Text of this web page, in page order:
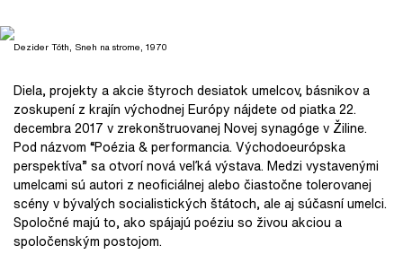
Dezider Tóth, Sneh na strome, 1970
Diela, projekty a akcie štyroch desiatok umelcov, básnikov a
zoskupení z krajín východnej Európy nájdete od piatka 22.
decembra 2017 v zrekonštruovanej Novej synagóge v Žiline.
Pod názvom “Poézia & performancia. Východoeurópska
perspektíva” sa otvorí nová veľká výstava. Medzi vystavenými
umelcami sú autori z neoficiálnej alebo čiastočne tolerovanej
scény v bývalých socialistických štátoch, ale aj súčasní umelci.
Spoločné majú to, ako spájajú poéziu so živou akciou a
spoločenským postojom.